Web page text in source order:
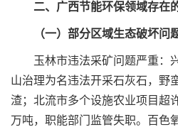
二、广西节能环保领域存在
（一）部分区域生态破坏问
玉林市违法采矿问题严重：
山治理为名违法开采石灰石，野
渣；北流市多个设施农业项目超
万吨，职能部门监管失职。百色